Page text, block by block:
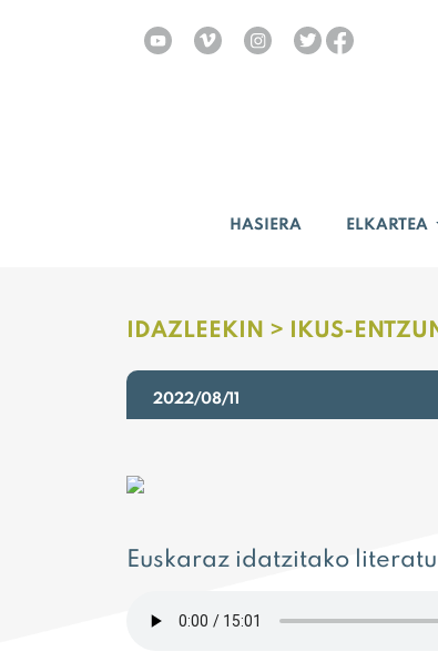
HASIERA ELKARTEA
IDAZLEEKIN > IKUS-
2022/08/11
Euskaraz idatzitako